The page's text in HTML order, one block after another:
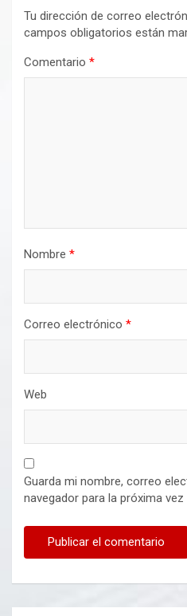
Tu dirección de correo
campos obligatorios están
Comentario *
Nombre *
Correo electrónico *
Web
Guarda mi nombre, correo
navegador para la próxima